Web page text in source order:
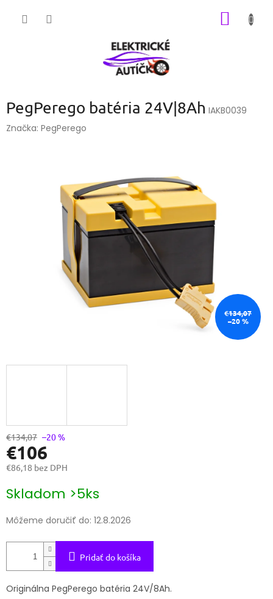
PegPerego batéria 24V|8Ah IAKB0039
Značka: PegPerego
€134,07
–20 %
€134,07 –20 %
€106
€86,18 bez DPH
cena:
Skladom >5ks
Môžeme doručiť do: 12.8.2026
Pridať do košíka
Originálna PegPerego batéria 24V/8Ah.